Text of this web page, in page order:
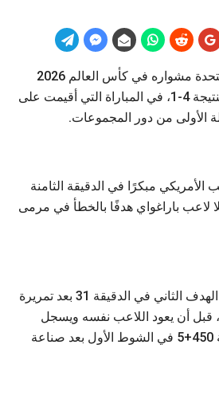
افتتح منتخب الولايات المتحدة مشواره في كأس العالم 2026
بفوز كبير على باراغواي بنتيجة 4-1، في المباراة التي أقيمت على
من دور المجموعات.
الأمريكي مبكرًا في الدقيقة الثامنة
لاعب باراغواي هدفًا بالخطأ في مرمى
وأضاف فولارين بالوغون الهدف الثاني في الدقيقة 31 بعد تمريرة
قبل أن يعود اللاعب نفسه ويسجل
الهدف الثالث في الدقيقة 450+5 في الشوط الأول بعد صناعة